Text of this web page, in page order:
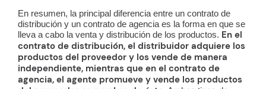
En resumen, la principal diferencia entre un contrato de
distribución y un contrato de agencia es la forma en que se
lleva a cabo la venta y distribución de los productos. En el
contrato de distribución, el distribuidor adquiere los
productos del proveedor y los vende de manera
independiente, mientras que en el contrato de
agencia, el agente promueve y vende los productos